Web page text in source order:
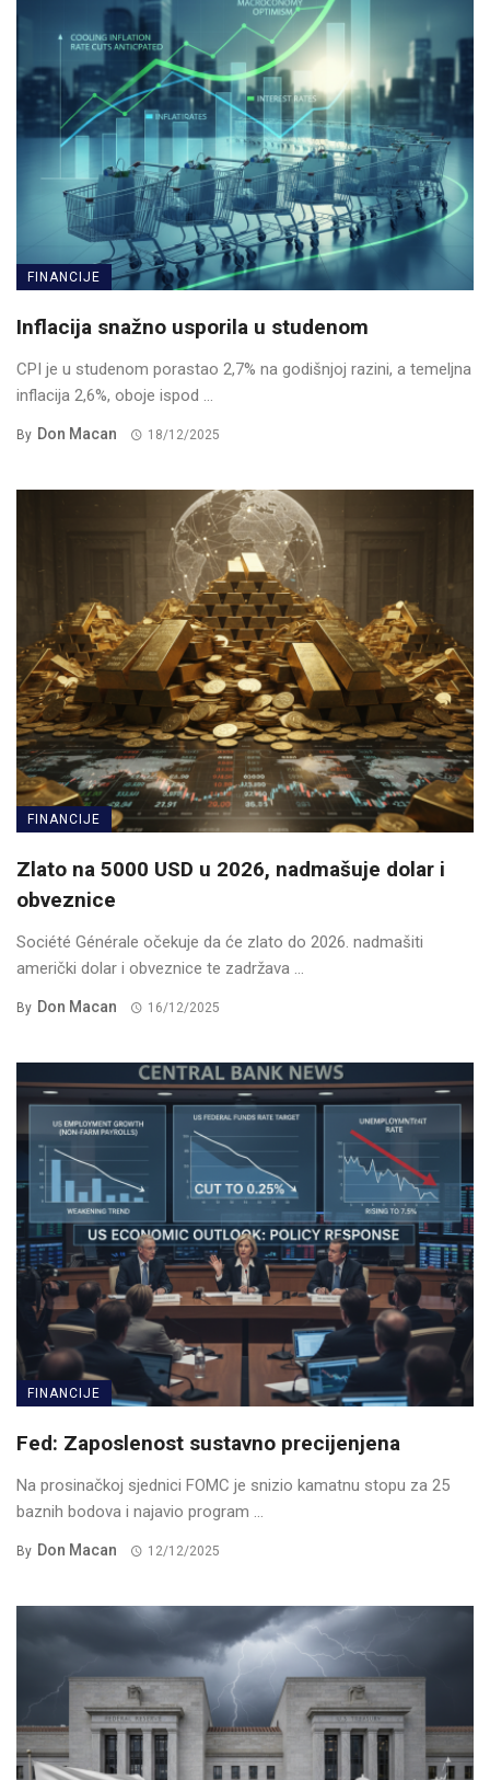
FINANCIJE
Inflacija snažno usporila u studenom
CPI je u studenom porastao 2,7% na godišnjoj razini, a temeljna
inflacija 2,6%, oboje ispod ...
By Don Macan 18/12/2025
FINANCIJE
Zlato na 5000 USD u 2026, nadmašuje dolar i
obveznice
Société Générale očekuje da će zlato do 2026. nadmašiti
američki dolar i obveznice te zadržava ...
By Don Macan 16/12/2025
FINANCIJE
Fed: Zaposlenost sustavno precijenjena
Na prosinačkoj sjednici FOMC je snizio kamatnu stopu za 25
baznih bodova i najavio program ...
By Don Macan 12/12/2025